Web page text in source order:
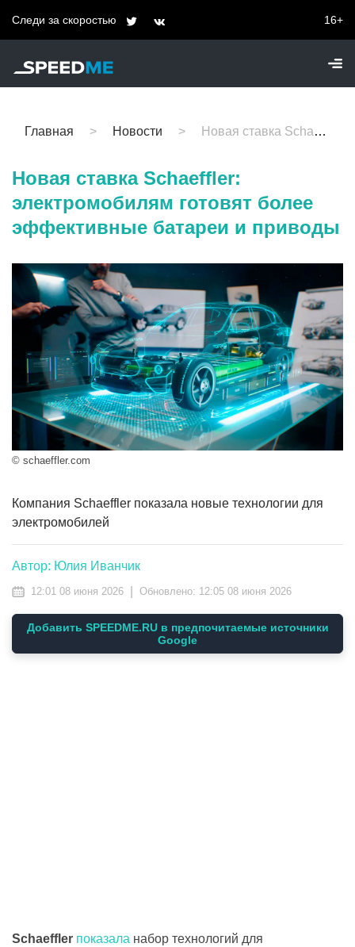
Следи за скоростью 16+
Главная Новости Новая ставка Schaeffler: электромобилям готовят более эффективные батареи и приводы
Новая ставка Schaeffler:
электромобилям готовят более
эффективные батареи и приводы
© schaeffler.com
Компания Schaeffler показала новые технологии для
электромобилей
Автор: Юлия Иванчик
12:01 08 июня 2026 Обновлено: 12:05 08 июня 2026
Добавить SPEEDME.RU в предпочитаемые источники
Google
Schaeffler показала набор технологий для